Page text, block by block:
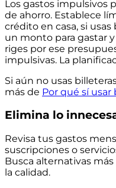
Los gastos impulsivos
de ahorro. Establece
crédito en casa, si
un monto para gastar
riges por ese
impulsivas. La
Si aún no usas
más de Por qué sí
Elimina lo
Revisa tus gastos
suscripciones o
Busca alternativas
la calidad.